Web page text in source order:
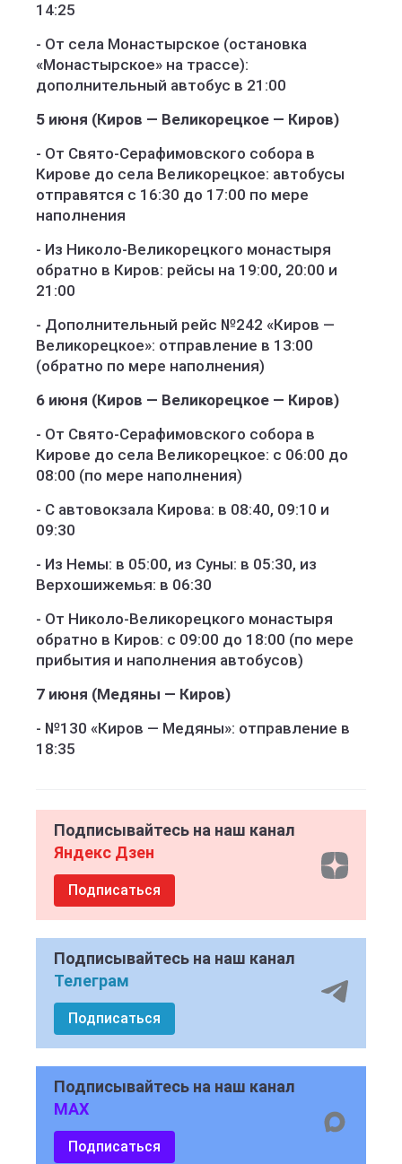
14:25
- От села Монастырское (остановка
«Монастырское» на трассе):
дополнительный автобус в 21:00
5 июня (Киров — Великорецкое — Киров)
- От Свято-Серафимовского собора в
Кирове до села Великорецкое: автобусы
отправятся с 16:30 до 17:00 по мере
наполнения
- Из Николо-Великорецкого монастыря
обратно в Киров: рейсы на 19:00, 20:00 и
21:00
- Дополнительный рейс №242 «Киров —
Великорецкое»: отправление в 13:00
(обратно по мере наполнения)
6 июня (Киров — Великорецкое — Киров)
- От Свято-Серафимовского собора в
Кирове до села Великорецкое: с 06:00 до
08:00 (по мере наполнения)
- С автовокзала Кирова: в 08:40, 09:10 и
09:30
- Из Немы: в 05:00, из Суны: в 05:30, из
Верхошижемья: в 06:30
- От Николо-Великорецкого монастыря
обратно в Киров: с 09:00 до 18:00 (по мере
прибытия и наполнения автобусов)
7 июня (Медяны — Киров)
- №130 «Киров — Медяны»: отправление в
18:35
Подписывайтесь на наш канал
Яндекс Дзен
Подписаться
Подписывайтесь на наш канал
Телеграм
Подписаться
Подписывайтесь на наш канал
MAX
Подписаться